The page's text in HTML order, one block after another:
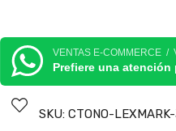
VENTAS E-COMMERCE /
Prefiere una
SKU: CTONO-